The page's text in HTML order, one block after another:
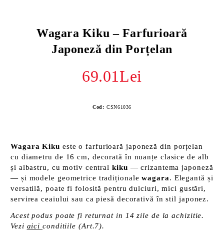
Wagara Kiku – Farfurioară
Japoneză din Porțelan
69.01Lei
Cod: CSN61036
Wagara Kiku este o farfurioară japoneză din porțelan
cu diametru de 16 cm, decorată în nuanțe clasice de alb
și albastru, cu motiv central kiku — crizantema japoneză
— și modele geometrice tradiționalewagara. Elegantă și
versatilă, poate fi folosită pentru dulciuri, mici gustări,
servirea ceaiului sau ca piesă decorativă în stil japonez.
Acest podus poate fi returnat in 14 zile de la achizitie.
Vezi aici conditiile (Art.7).